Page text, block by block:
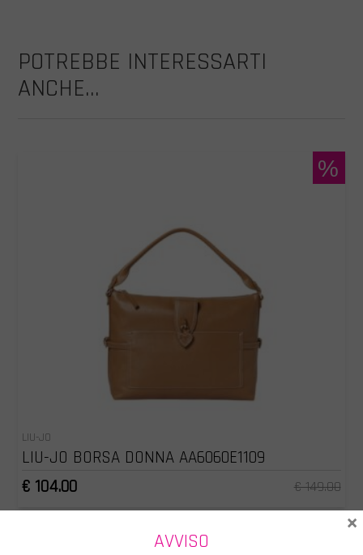
POTREBBE INTERESSARTI
ANCHE...
LIU-JO
LIU-JO BORSA DONNA AA6060E1109
€ 104.00
€ 149.00
%
AVVISO
×